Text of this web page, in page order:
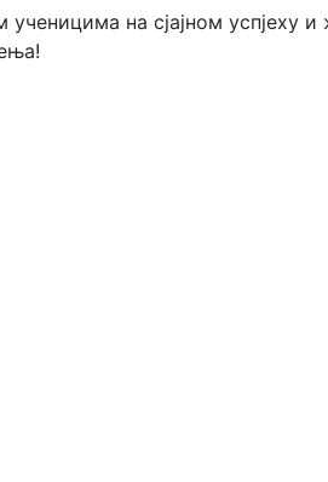
на сјајном успјеху
ДАН ОСОБА СА ДАУНОВИМ